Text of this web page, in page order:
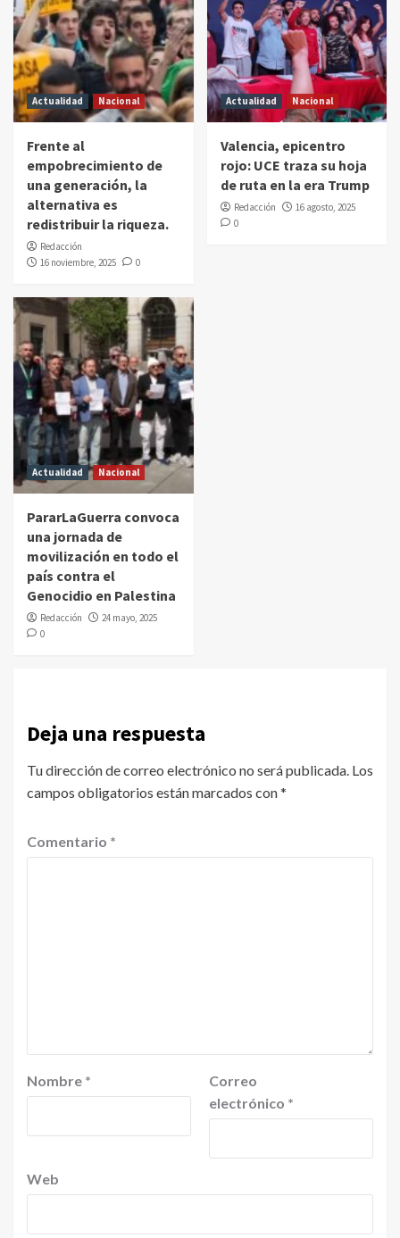
Actualidad Nacional
Frente al
empobrecimiento de
una generación, la
alternativa es
redistribuir la riqueza.
Redacción
16 noviembre, 2025
0
Actualidad Nacional
Valencia, epicentro
rojo: UCE traza su hoja
de ruta en la era Trump
Redacción
16 agosto, 2025
0
Actualidad Nacional
PararLaGuerra convoca
una jornada de
movilización en todo el
país contra el
Genocidio en Palestina
Redacción
24 mayo, 2025
0
Deja una respuesta
Tu dirección de correo electrónico no será publicada. Los
campos obligatorios están marcados con*
Comentario *
Nombre *
Correo
electrónico *
Web